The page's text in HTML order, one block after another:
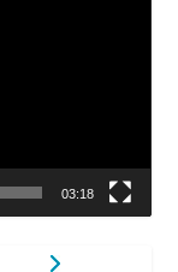
03:18